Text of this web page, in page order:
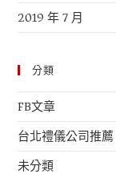
2019 年 7 月
分類
FB文章
台北禮儀公司推薦
未分類